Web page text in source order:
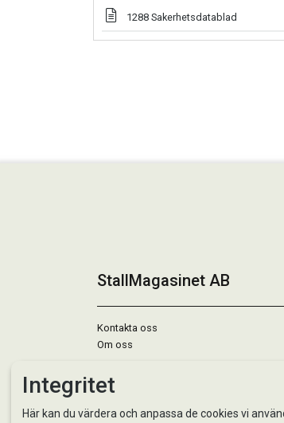
1288 Sakerhetsdatablad
StallMagasinet AB
Kontakta oss
Om oss
Integritet
Här kan du värdera och anpassa de cookies vi